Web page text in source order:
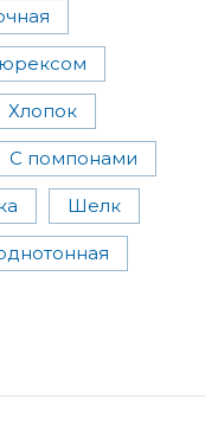
Хлопок
С помпонами
Шелк